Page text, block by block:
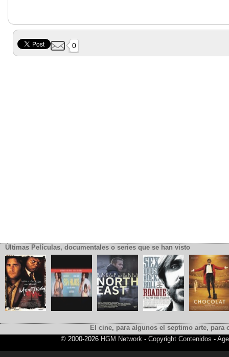
0
Últimas Películas, documentales o series que se han visto
El cine, para algunos el septimo arte,
© 2000-2026 HGM Network- Copyright Contenidos -